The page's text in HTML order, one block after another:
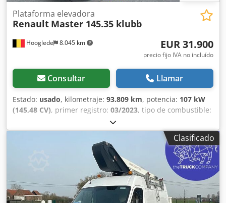
Hooglede 8.045 km
Plataforma elevadora
Renault Master 145.35 klubb
EUR 31.900
precio fijo IVA no incluído
Consultar Llamar
Estado: usado, kilometraje: 93.809 km, potencia: 107 kW
(145,48 CV), primer registro: 03/2023, tipo de combustible:
, tamaño del neumático:
de ejes:4x2, combustible:diésel, color:otro, tipo de
, clase de emisión: Euro 6
, Año de fabricación: 2023 ,
ABS, cierre centralizado, control de
crucero, espejo retrovisor eléctrico, regulación eléctrica
de las ventanillas, = Opciones y accesorios adicionales = -
Rueda de repuesto - Limitador de velocidad - Corriente
Clasificado